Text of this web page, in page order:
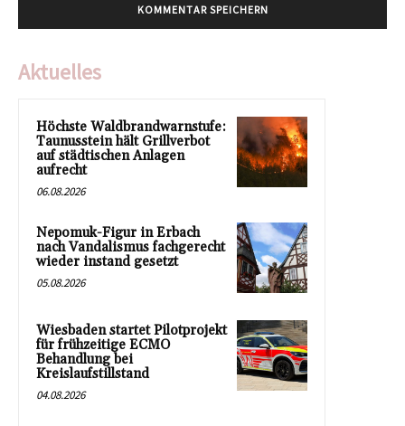
Aktuelles
Höchste Waldbrandwarnstufe:
Taunusstein hält Grillverbot
auf städtischen Anlagen
aufrecht
06.08.2026
Nepomuk-Figur in Erbach
nach Vandalismus fachgerecht
wieder instand gesetzt
05.08.2026
Wiesbaden startet Pilotprojekt
für frühzeitige ECMO
Behandlung bei
Kreislaufstillstand
04.08.2026